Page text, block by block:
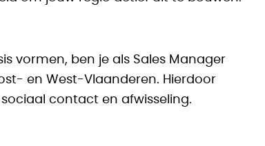
vormen, ben je als Sales Manager
en West-Vlaanderen. Hierdoor
contact en afwisseling.